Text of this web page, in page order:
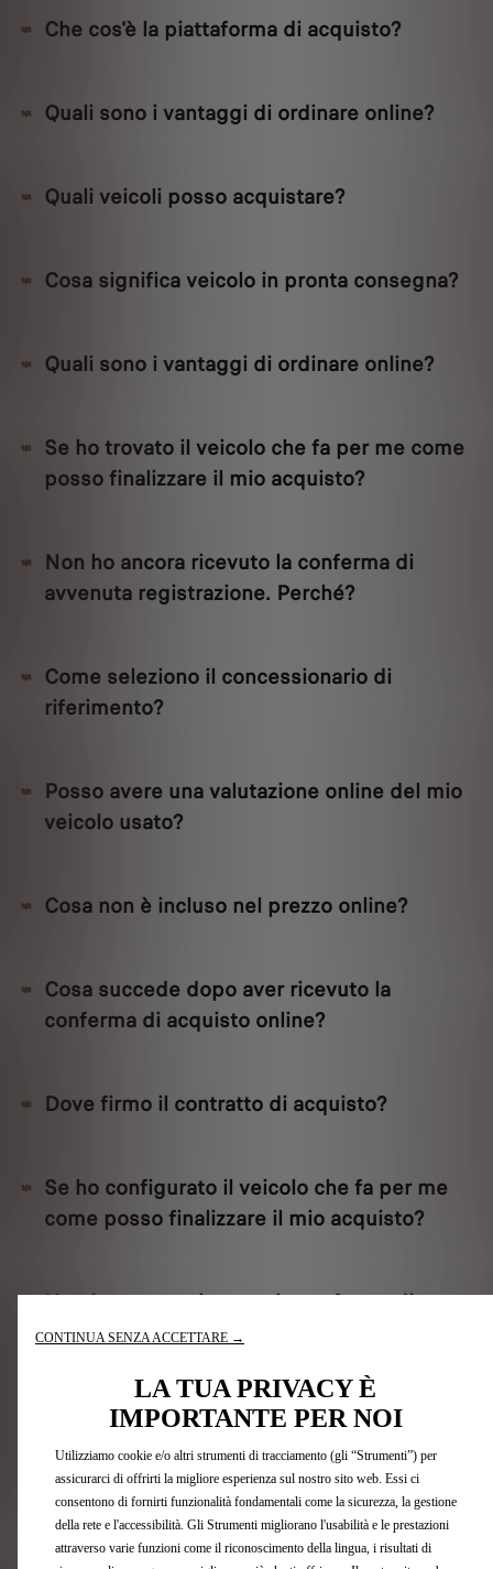
Che cos'è la piattaforma di acquisto?
Quali sono i vantaggi di ordinare online?
Quali veicoli posso acquistare?
Cosa significa veicolo in pronta consegna?
Quali sono i vantaggi di ordinare online?
Se ho trovato il veicolo che fa per me come
posso finalizzare il mio acquisto?
Non ho ancora ricevuto la conferma di
avvenuta registrazione. Perché?
Come seleziono il concessionario di
riferimento?
Posso avere una valutazione online del mio
veicolo usato?
Cosa non è incluso nel prezzo online?
Cosa succede dopo aver ricevuto la
conferma di acquisto online?
Dove firmo il contratto di acquisto?
Se ho configurato il veicolo che fa per me
come posso finalizzare il mio acquisto?
Non ho ancora ricevuto la conferma di
avvenuta registrazione. Perché?
Come effettuerò il pagamento del veicolo
che ho acquistato?
Come posso effettuare il pagamento della
caparra?
CONTINUA SENZA ACCETTARE →
LA TUA PRIVACY È
IMPORTANTE PER NOI
Utilizziamo cookie e/o altri strumenti di tracciamento (gli “Strumenti”) per
assicurarci di offrirti la migliore esperienza sul nostro sito web. Essi ci
consentono di fornirti funzionalità fondamentali come la sicurezza, la gestione
della rete e l'accessibilità. Gli Strumenti migliorano l'usabilità e le prestazioni
attraverso varie funzioni come il riconoscimento della lingua, i risultati di